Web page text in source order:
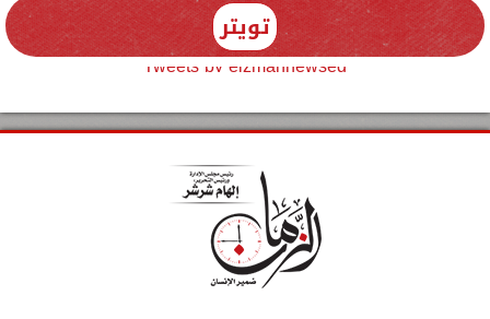
تويتر
Tweets by elzmannewseg